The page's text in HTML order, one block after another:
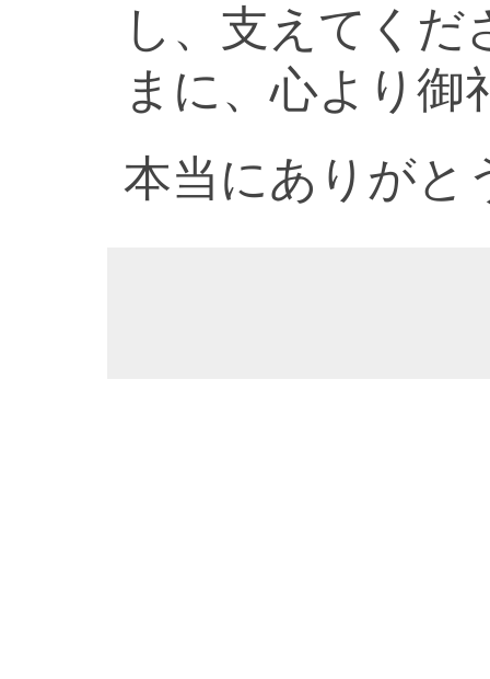
し、支えてく
まに、心より御
本当にありがと